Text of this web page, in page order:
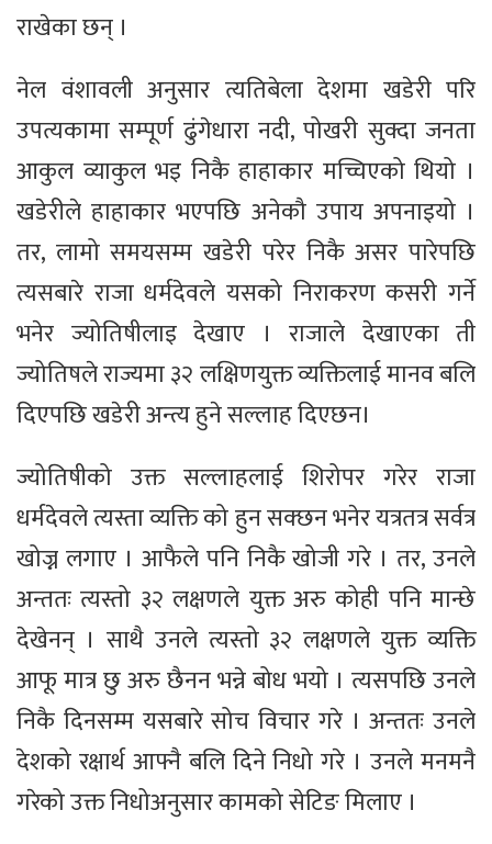
राखेका छन् ।
नेल वंशावली अनुसार त्यतिबेला देशमा खडेरी परि
उपत्यकामा सम्पूर्ण ढुंगेधारा नदी, पोखरी सुक्दा जनता
आकुल व्याकुल भइ निकै हाहाकार मच्चिएको थियो ।
खडेरीले हाहाकार भएपछि अनेकौ उपाय अपनाइयो ।
तर, लामो समयसम्म खडेरी परेर निकै असर पारेपछि
त्यसबारे राजा धर्मदेवले यसको निराकरण कसरी गर्ने
भनेर ज्योतिषीलाइ देखाए । राजाले देखाएका ती
ज्योतिषले राज्यमा ३२ लक्षिणयुक्त व्यक्तिलाई मानव बलि
दिएपछि खडेरी अन्त्य हुने सल्लाह दिएछन।
ज्योतिषीको उक्त सल्लाहलाई शिरोपर गरेर राजा
धर्मदेवले त्यस्ता व्यक्ति को हुन सक्छन भनेर यत्रतत्र सर्वत्र
खोज्न लगाए । आफैले पनि निकै खोजी गरे । तर, उनले
अन्ततः त्यस्तो ३२ लक्षणले युक्त अरु कोही पनि मान्छे
देखेनन् । साथै उनले त्यस्तो ३२ लक्षणले युक्त व्यक्ति
आफू मात्र छु अरु छैनन भन्ने बोध भयो । त्यसपछि उनले
निकै दिनसम्म यसबारे सोच विचार गरे । अन्ततः उनले
देशको रक्षार्थ आफ्नै बलि दिने निधो गरे । उनले मनमनै
गरेको उक्त निधोअनुसार कामको सेटिङ मिलाए ।